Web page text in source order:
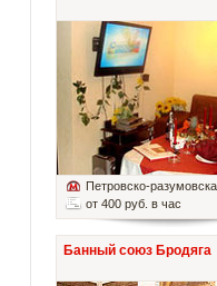
Петровско-
от 400 руб. в час
Банный союз Бродяга